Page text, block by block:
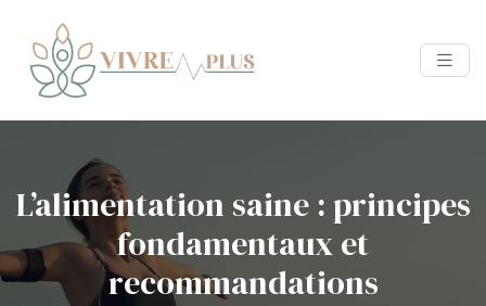
L’alimentation saine : principes
fondamentaux et
recommandations